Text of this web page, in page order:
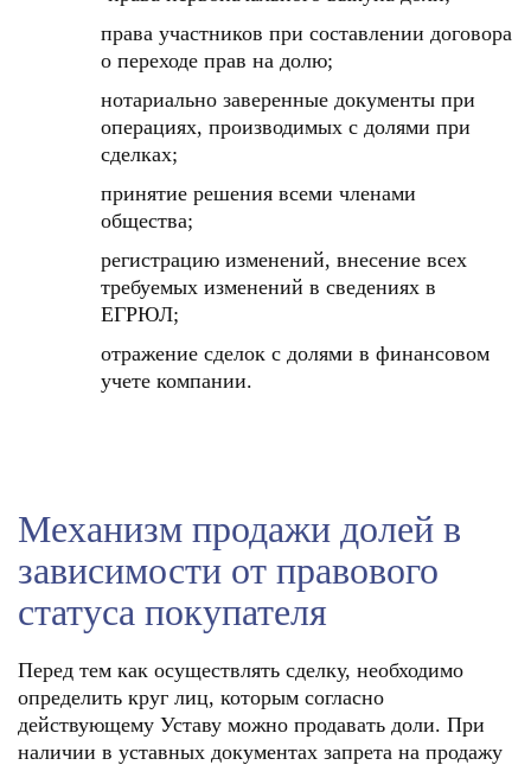
права участников при составлении договора
о переходе прав на долю;
нотариально заверенные документы при
операциях, производимых с долями при
сделках;
принятие решения всеми членами
общества;
регистрацию изменений, внесение всех
требуемых изменений в сведениях в
ЕГРЮЛ;
отражение сделок с долями в финансовом
учете компании.
Механизм продажи долей в
зависимости от правового
статуса покупателя
Перед тем как осуществлять сделку, необходимо
определить круг лиц, которым согласно
действующему Уставу можно продавать доли. При
наличии в уставных документах запрета на продажу